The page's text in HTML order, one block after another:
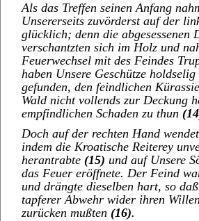
Als das Treffen seinen Anfang
Unsererseits zuvörderst auf der
glücklich; denn die abgesessenen
verschantzten sich im Holz und
Feuerwechsel mit des Feindes
haben Unsere Geschütze
gefunden, den feindlichen
Wald nicht vollends zur Deckung
empfindlichen Schaden zu thun
Doch auf der rechten Hand
indem die Kroatische Reiterey
herantrabte (15) und auf Unsere
das Feuer eröffnete. Der Feind
und drängte dieselben hart, so
tapferer Abwehr wider ihren
zurücken mußten (16).